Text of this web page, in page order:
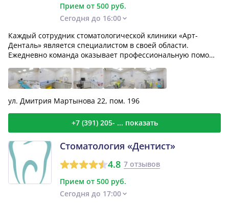
Прием от 500 руб.
Сегодня до 16:00
Каждый сотрудник стоматологической клиники «Арт-
Денталь» является специалистом в своей области.
Ежедневно команда оказывает профессиональную помощь
ул. Дмитрия Мартынова 22, пом. 196
+7 (391) 205- ... показать
Стоматология «Дентист»
4.8 7 отзывов
Прием от 500 руб.
Сегодня до 17:00